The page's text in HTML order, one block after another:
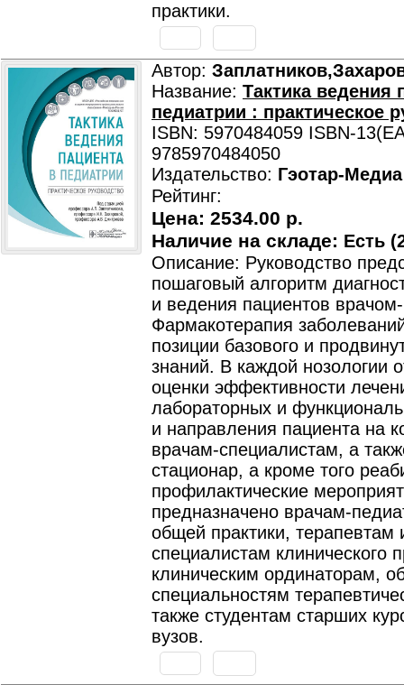
практики.
Автор:
Название: Тактика ведения
педиатрии : практическое
ISBN: 5970484059 ISBN-
9785970484050
Издательство: Гэотар-Медиа
Рейтинг:
Цена: 2534.00 р.
Наличие на складе: Есть
Описание: Руководство
пошаговый алгоритм
и ведения пациентов
Фармакотерапия
позиции базового и
знаний. В каждой нозологии
оценки эффективности
лабораторных и
и направления пациента на
врачам-специалистам, а
стационар, а кроме того
профилактические
предназначено врачам-
общей практики, терапевтам
специалистам клинического
клиническим ординаторам,
специальностям
также студентам старших
вузов.